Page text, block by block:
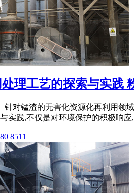
理工艺的探索与实践
针对锰渣的无害化资源化再利用领
实践,不仅是对环境保护的积极响
8511